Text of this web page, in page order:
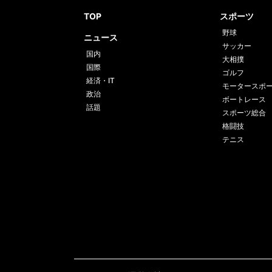
TOP
ニュース
国内
国際
経済・IT
政治
話題
スポーツ
野球
サッカー
大相撲
ゴルフ
モータースポ
ボートレース
スポーツ総合
格闘技
テニス